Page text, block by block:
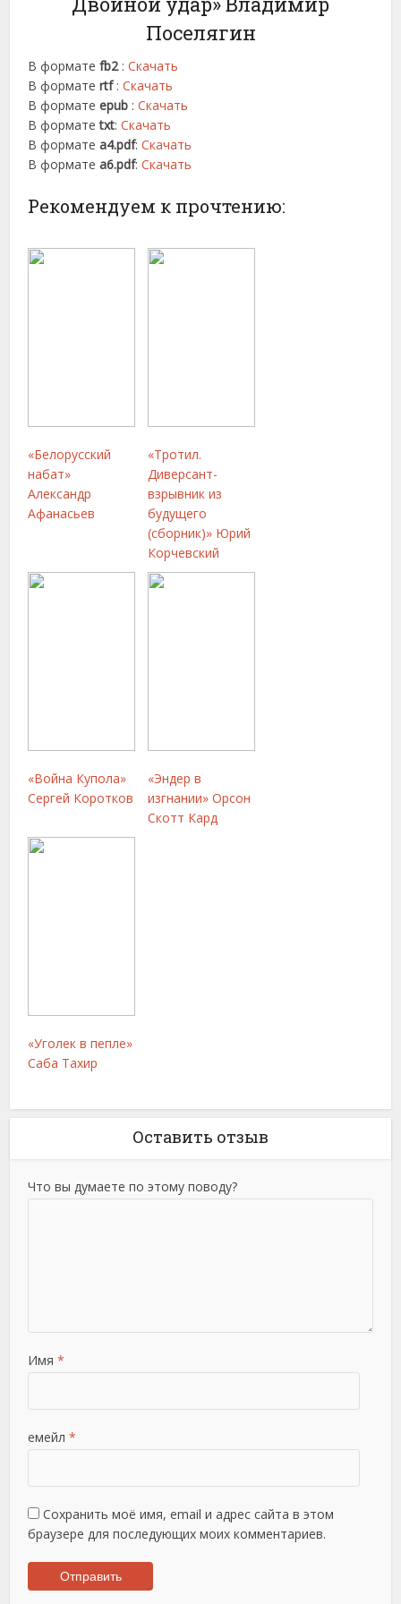
Поселягин
В форматеfb2:Скачать
В форматеrtf :Скачать
В форматеepub :Скачать
В форматеtxt:Скачать
В форматеa4.pdf:Скачать
В форматеa6.pdf:Скачать
Рекомендуем к прочтению:
«Белорусский
набат»
Александр
Афанасьев
«Тротил.
Диверсант-
взрывник из
будущего
(сборник)» Юрий
Корчевский
«Война Купола»
Сергей Коротков
«Эндер в
изгнании» Орсон
Скотт Кард
«Уголек в пепле»
Саба Тахир
Оставить отзыв
Что вы думаете по этому поводу?
Имя *
емейл *
Сохранить моё имя, email и адрес сайта в этом
браузере для последующих моих комментариев.